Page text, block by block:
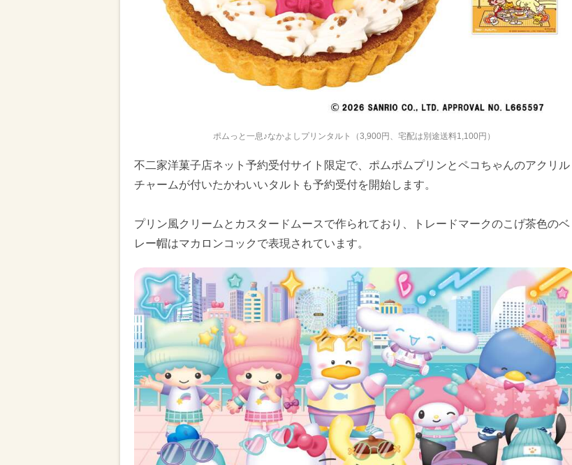
ポムっと一息♪なかよしプリンタルト（3,900円、宅配は別途送料1,100円）
不二家洋菓子店ネット予約受付サイト限定で、ポムポムプリンとペコちゃんのアクリル
チャームが付いたかわいいタルトも予約受付を開始します。
プリン風クリームとカスタードムースで作られており、トレードマークのこげ茶色のベ
レー帽はマカロンコックで表現されています。